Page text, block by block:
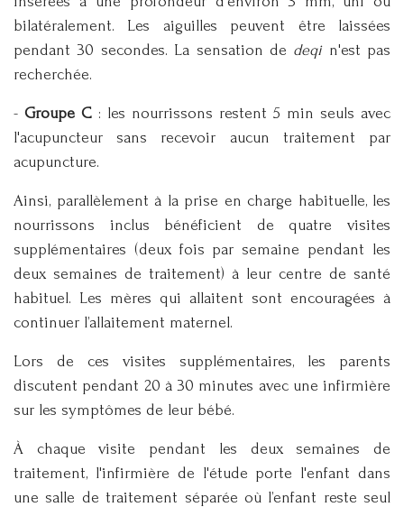
bilatéralement. Les aiguilles peuvent être laissées
pendant 30 secondes. La sensation de deqin'est pas
recherchée.
- Groupe C : les nourrissons restent 5 min seuls avec
l'acupuncteur sans recevoir aucun traitement par
acupuncture.
Ainsi, parallèlement à la prise en charge habituelle, les
nourrissons inclus bénéficient de quatre visites
supplémentaires (deux fois par semaine pendant les
deux semaines de traitement) à leur centre de santé
habituel. Les mères qui allaitent sont encouragées à
continuer l’allaitement maternel.
Lors de ces visites supplémentaires, les parents
discutent pendant 20 à 30 minutes avec une infirmière
sur les symptômes de leur bébé.
À chaque visite pendant les deux semaines de
traitement, l'infirmière de l'étude porte l'enfant dans
une salle de traitement séparée où l’enfant reste seul